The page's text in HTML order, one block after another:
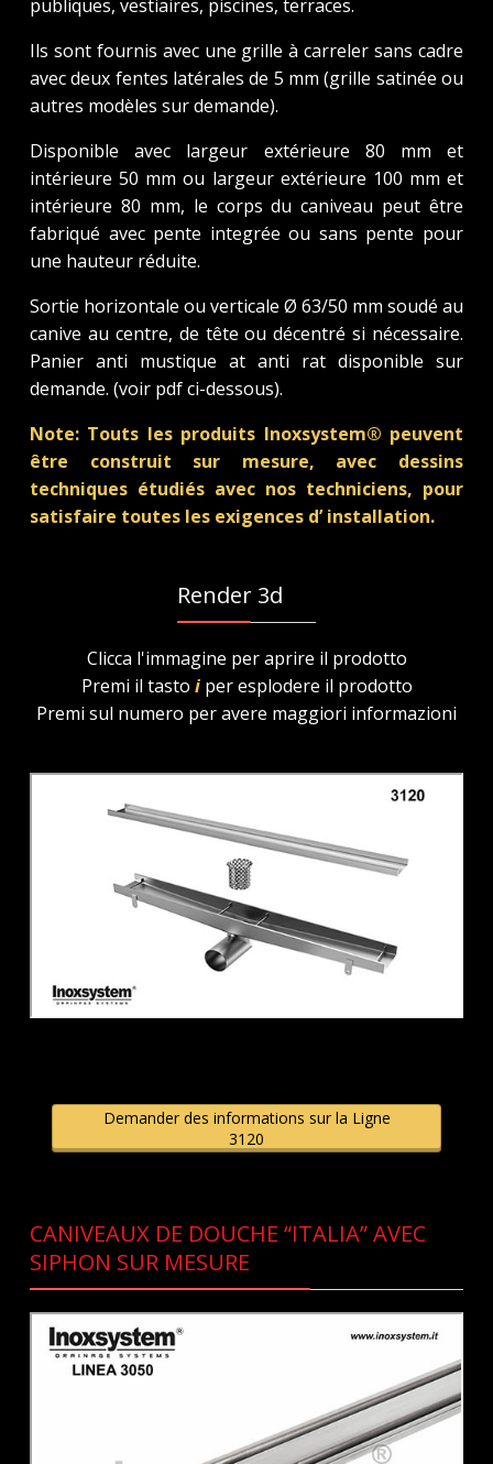
publiques, vestiaires, piscines, terraces.
Ils sont fournis avec une grille à carreler sans cadre
avec deux fentes latérales de 5 mm (grille satinée ou
autres modèles sur demande).
Disponible avec largeur extérieure 80 mm et
intérieure 50 mm ou largeur extérieure 100 mm et
intérieure 80 mm, le corps du caniveau peut être
fabriqué avec pente integrée ou sans pente pour
une hauteur réduite.
Sortie horizontale ou verticale Ø 63/50 mm soudé au
canive au centre, de tête ou décentré si nécessaire.
Panier anti mustique at anti rat disponible sur
demande. (voir pdf ci-dessous).
Note: Touts les produits Inoxsystem® peuvent
être construit sur mesure, avec dessins
techniques étudiés avec nos techniciens, pour
satisfaire toutes les exigences d’ installation.
Render 3d
Clicca l'immagine per aprire il prodotto
Premi il tasto iper esplodere il prodotto
Premi sul numero per avere maggiori informazioni
Demander des informations sur la Ligne
3120
CANIVEAUX DE DOUCHE “ITALIA” AVEC
SIPHON SUR MESURE